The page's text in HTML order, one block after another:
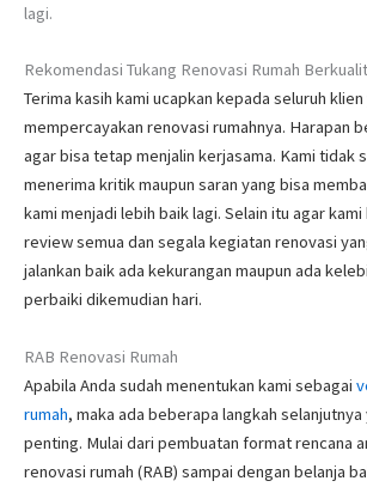
lagi.
Rekomendasi Tukang Renovasi Rumah
Terima kasih kami ucapkan kepada seluruh
mempercayakan renovasi rumahnya. Harapan
agar bisa tetap menjalin kerjasama. Kami tidak
menerima kritik maupun saran yang bisa
kami menjadi lebih baik lagi. Selain itu agar
review semua dan segala kegiatan renovasi
jalankan baik ada kekurangan maupun ada
perbaiki dikemudian hari.
RAB Renovasi Rumah
Apabila Anda sudah menentukan kami sebagai
rumah, maka ada beberapa langkah selanjutnya
penting. Mulai dari pembuatan format rencana
renovasi rumah (RAB) sampai dengan belanja